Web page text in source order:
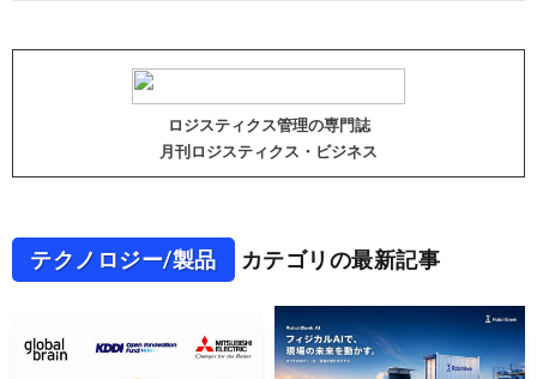
ロジスティクス管理の専門誌
月刊ロジスティクス・ビジネス
テクノロジー/製品 カテゴリの最新記事